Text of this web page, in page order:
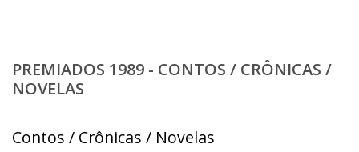
PREMIADOS 1989 - CONTOS / CRÔNICAS /
NOVELAS
Contos / Crônicas / Novelas